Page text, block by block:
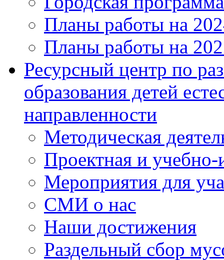
Планы работы на
Планы работы на
Ресурсный центр по
образования детей
направленности
Методическая
Проектная и учебно-
Мероприятия для
СМИ о нас
Наши достижения
Раздельный сбор